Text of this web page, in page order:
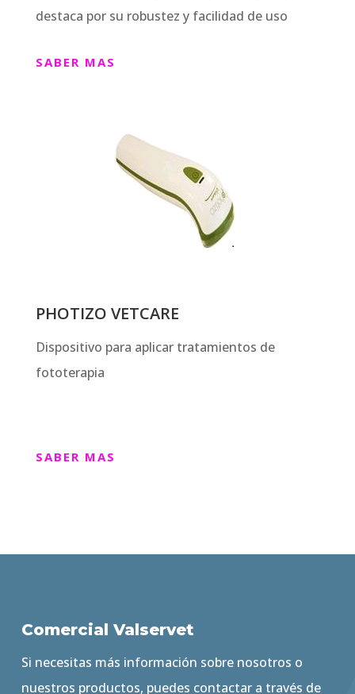
destaca por su robustez y facilidad de uso
SABER MAS
PHOTIZO VETCARE
Dispositivo para aplicar tratamientos de
fototerapia
SABER MAS
Comercial Valservet
Si necesitas más información sobre nosotros o
nuestros productos, puedes contactar a través de